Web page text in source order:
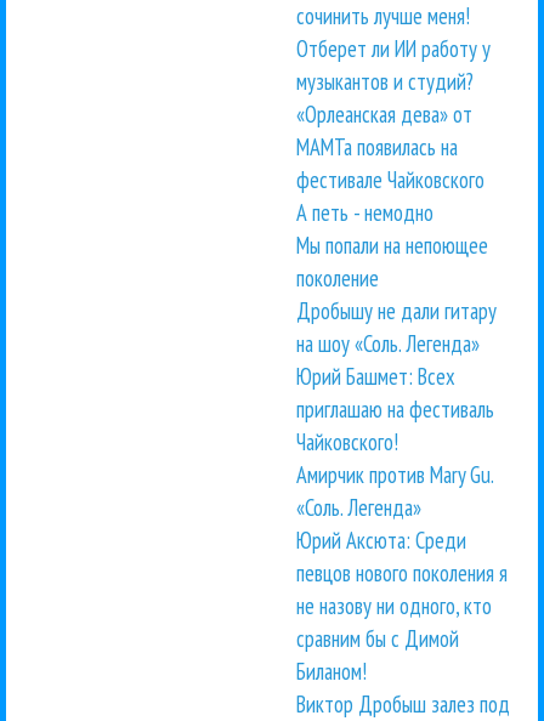
сочинить лучше меня!
Отберет ли ИИ работу у
музыкантов и студий?
«Орлеанская дева» от
МАМТа появилась на
фестивале Чайковского
А петь - немодно
Мы попали на непоющее
поколение
Дробышу не дали гитару
на шоу «Соль. Легенда»
Юрий Башмет: Всех
приглашаю на фестиваль
Чайковского!
Амирчик против Mary Gu.
«Соль. Легенда»
Юрий Аксюта: Среди
певцов нового поколения я
не назову ни одного, кто
сравним бы с Димой
Биланом!
Виктор Дробыш залез под